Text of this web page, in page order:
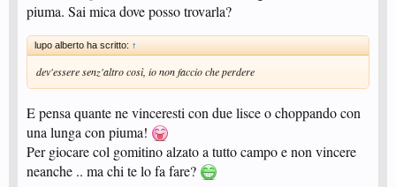
piuma. Sai mica dove posso trovarla?
lupo alberto ha scritto: ↑
dev'essere senz'altro così, io non faccio che perdere
E pensa quante ne vinceresti con due lisce o choppando con
una lunga con piuma!
Per giocare col gomitino alzato a tutto campo e non vincere
neanche .. ma chi te lo fa fare?